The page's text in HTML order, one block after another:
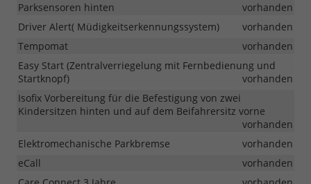
Parksensoren hinten
vorhanden
Driver Alert( Müdigkeitserkennungssystem)
vorhanden
Tempomat
vorhanden
Easy Start (Zentralverriegelung mit Fernbedienung und
Startknopf)
vorhanden
Isofix Vorbereitung für die Befestigung von zwei
Kindersitzen hinten und auf dem Beifahrersitz vorne
vorhanden
Elektromechanische Parkbremse
vorhanden
eCall
vorhanden